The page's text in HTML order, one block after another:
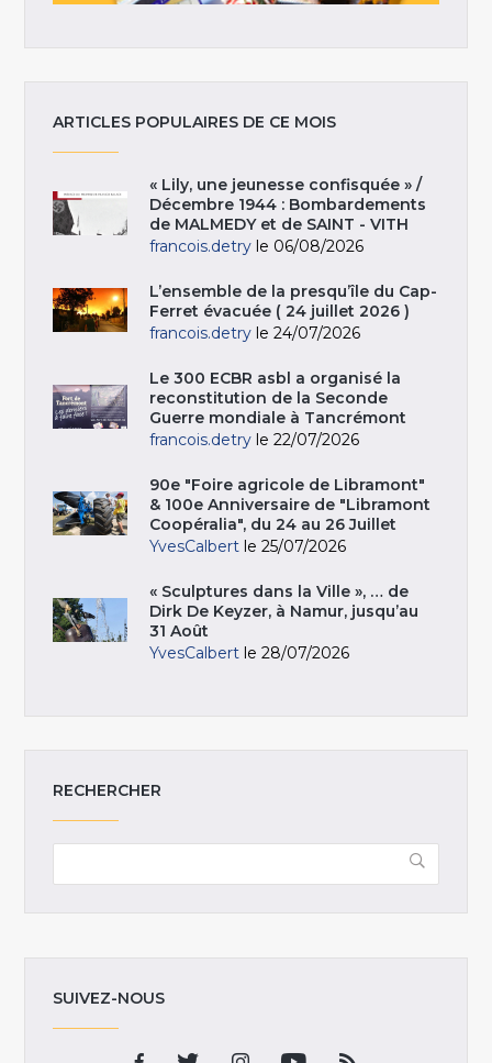
ARTICLES POPULAIRES DE CE MOIS
« Lily, une jeunesse confisquée » /
Décembre 1944 : Bombardements
de MALMEDY et de SAINT - VITH
francois.detry le 06/08/2026
L’ensemble de la presqu’île du Cap-
Ferret évacuée ( 24 juillet 2026 )
francois.detry le 24/07/2026
Le 300 ECBR asbl a organisé la
reconstitution de la Seconde
Guerre mondiale à Tancrémont
francois.detry le 22/07/2026
90e "Foire agricole de Libramont"
& 100e Anniversaire de "Libramont
Coopéralia", du 24 au 26 Juillet
YvesCalbert le 25/07/2026
« Sculptures dans la Ville », … de
Dirk De Keyzer, à Namur, jusqu’au
31 Août
YvesCalbert le 28/07/2026
RECHERCHER
SUIVEZ-NOUS